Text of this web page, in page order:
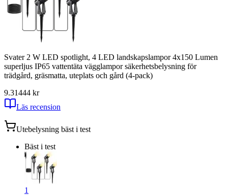
Svater 2 W LED spotlight, 4 LED landskapslampor 4x150 Lumen
superljus IP65 vattentäta vägglampor säkerhetsbelysning för
trädgård, gräsmatta, uteplats och gård (4-pack)
9.31444 kr
Läs recension
Utebelysning bäst i test
Bäst i test
1